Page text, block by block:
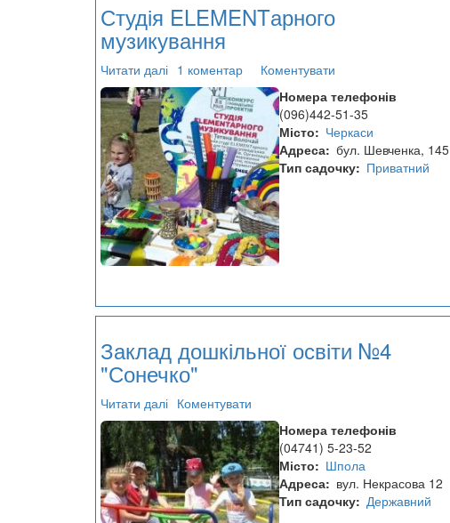
Студія ELEMENTарного
музикування
Читати далі про
Студія
ELEMENTарного
музикування
1 коментар
Коментувати
Номера телефонів
(096)442-51-35
Місто
Черкаси
Адреса
бул. Шевченка, 145
Тип садочку
Приватний
Заклад дошкільної освіти №4
"Сонечко"
Читати далі про
Заклад
дошкільної
освіти
№4
"Сонечко"
Коментувати
Номера телефонів
(04741) 5-23-52
Місто
Шпола
Адреса
вул. Некрасова 12
Тип садочку
Державний